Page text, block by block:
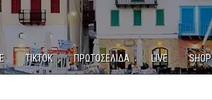
TIKTOK ΠΡΩΤΟΣΕΛΙΔΑ LIVE SHOP